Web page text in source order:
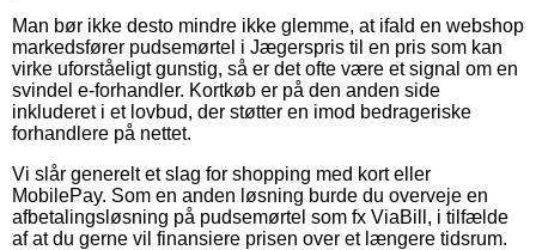
Man bør ikke desto mindre ikke glemme, at ifald en webshop
markedsfører pudsemørtel i Jægerspris til en pris som kan
virke uforståeligt gunstig, så er det ofte være et signal om en
svindel e-forhandler. Kortkøb er på den anden side
inkluderet i et lovbud, der støtter en imod bedrageriske
forhandlere på nettet.
Vi slår generelt et slag for shopping med kort eller
MobilePay. Som en anden løsning burde du overveje en
afbetalingsløsning på pudsemørtel som fx ViaBill, i tilfælde
af at du gerne vil finansiere prisen over et længere tidsrum.